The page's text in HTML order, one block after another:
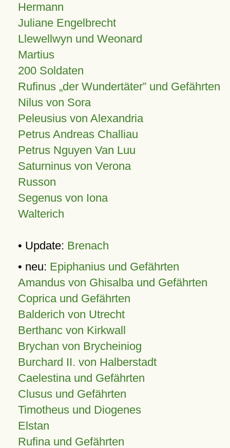
Hermann
Juliane Engelbrecht
Llewellwyn und Weonard
Martius
200 Soldaten
Rufinus „der Wundertäter” und Gefährten
Nilus von Sora
Peleusius von Alexandria
Petrus Andreas Challiau
Petrus Nguyen Van Luu
Saturninus von Verona
Russon
Segenus von Iona
Walterich
• Update: Brenach
• neu: Epiphanius und Gefährten
Amandus von Ghisalba und Gefährten
Coprica und Gefährten
Balderich von Utrecht
Berthanc von Kirkwall
Brychan von Brycheiniog
Burchard II. von Halberstadt
Caelestina und Gefährten
Clusus und Gefährten
Timotheus und Diogenes
Elstan
Rufina und Gefährten